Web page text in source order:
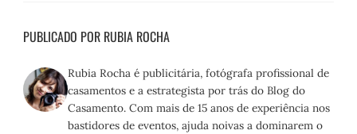
PUBLICADO POR RUBIA ROCHA
Rubia Rocha é publicitária, fotógrafa profissional de
casamentos e a estrategista por trás do Blog do
Casamento. Com mais de 15 anos de experiência nos
bastidores de eventos, ajuda noivas a dominarem o